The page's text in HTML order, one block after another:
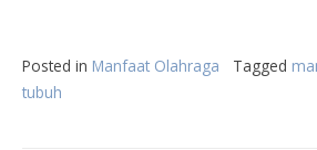
Posted in Manfaat Olahraga Tagged
tubuh